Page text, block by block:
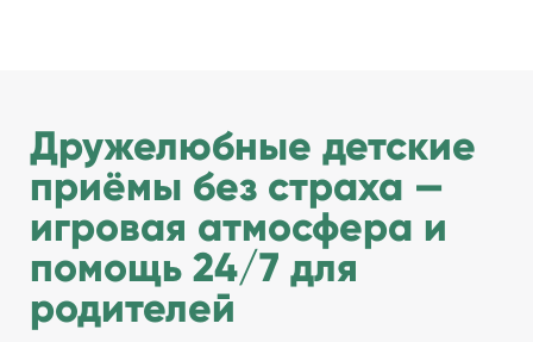
Дружелюбные детские
приёмы без страха —
игровая атмосфера и
помощь 24/7 для
родителей